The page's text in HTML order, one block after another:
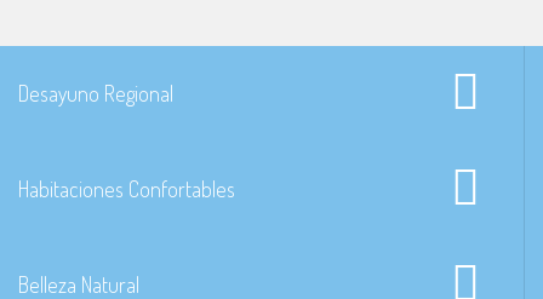
Desayuno Regional
Habitaciones Confortables
Belleza Natural